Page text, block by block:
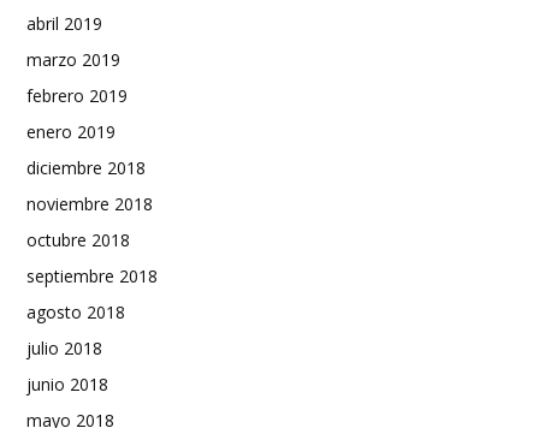
abril 2019
marzo 2019
febrero 2019
enero 2019
diciembre 2018
noviembre 2018
octubre 2018
septiembre 2018
agosto 2018
julio 2018
junio 2018
mayo 2018